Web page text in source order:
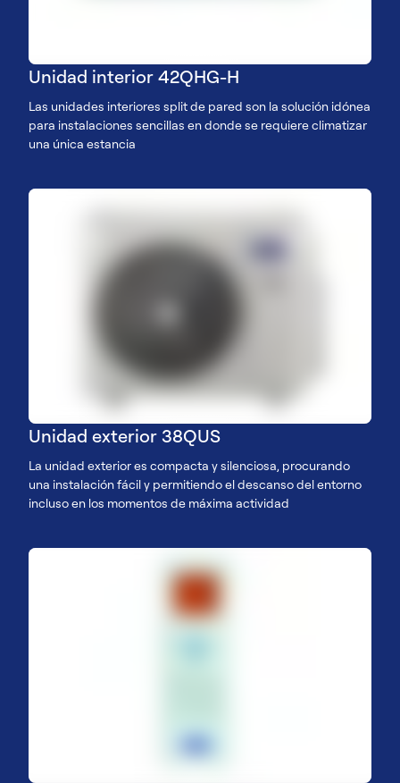
Unidad interior 42QHG-H
Las unidades interiores split de pared son la solución idónea
para instalaciones sencillas en donde se requiere climatizar
una única estancia
Unidad exterior 38QUS
La unidad exterior es compacta y silenciosa, procurando
una instalación fácil y permitiendo el descanso del entorno
incluso en los momentos de máxima actividad